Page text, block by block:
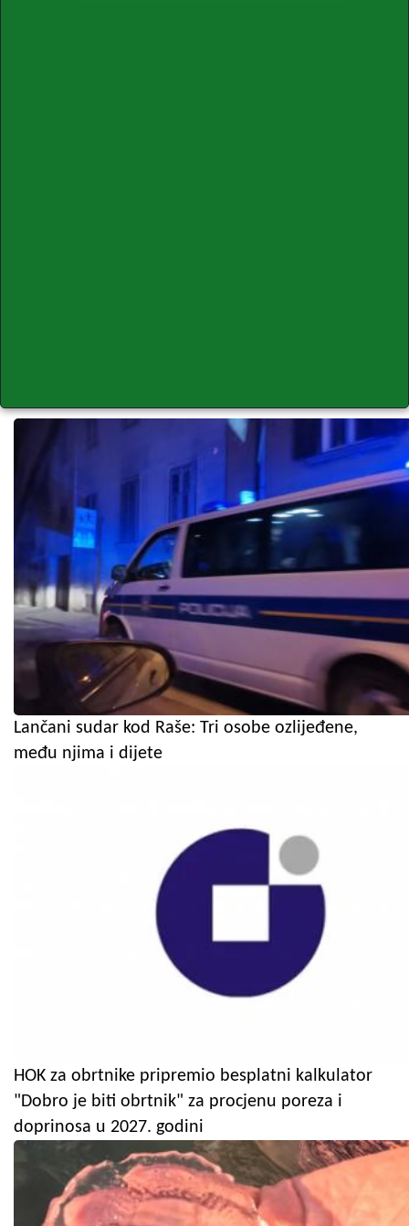
Lančani sudar kod Raše: Tri osobe ozlijeđene,
među njima i dijete
HOK za obrtnike pripremio besplatni kalkulator
"Dobro je biti obrtnik" za procjenu poreza i
doprinosa u 2027. godini